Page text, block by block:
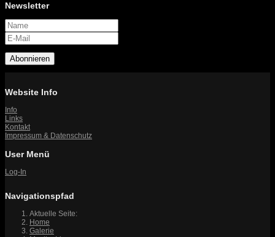
Newsletter
Abonnieren
Website Info
Info
Links
Kontakt
Impressum & Datenschutz
User Menü
Log-In
Navigationspfad
Aktuelle Seite:
Home
Galerie